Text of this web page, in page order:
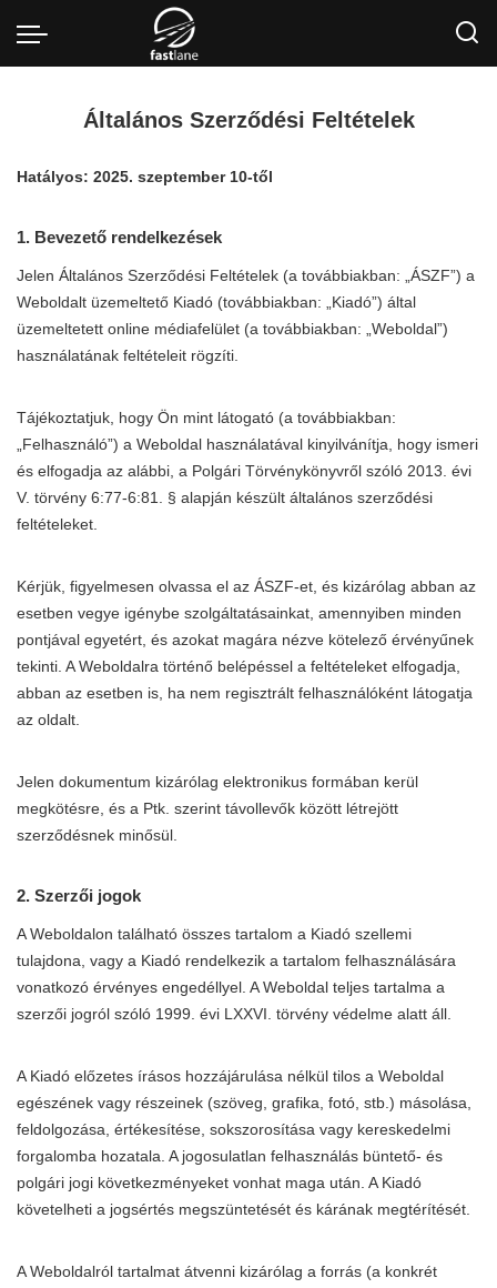
Általános Szerződési Feltételek
Hatályos: 2025. szeptember 10-től
1. Bevezető rendelkezések
Jelen Általános Szerződési Feltételek (a továbbiakban: „ÁSZF”) a
Weboldalt üzemeltető Kiadó (továbbiakban: „Kiadó”) által
üzemeltetett online médiafelület (a továbbiakban: „Weboldal”)
használatának feltételeit rögzíti.
Tájékoztatjuk, hogy Ön mint látogató (a továbbiakban:
„Felhasználó”) a Weboldal használatával kinyilvánítja, hogy ismeri
és elfogadja az alábbi, a Polgári Törvénykönyvről szóló 2013. évi
V. törvény 6:77-6:81. § alapján készült általános szerződési
feltételeket.
Kérjük, figyelmesen olvassa el az ÁSZF-et, és kizárólag abban az
esetben vegye igénybe szolgáltatásainkat, amennyiben minden
pontjával egyetért, és azokat magára nézve kötelező érvényűnek
tekinti. A Weboldalra történő belépéssel a feltételeket elfogadja,
abban az esetben is, ha nem regisztrált felhasználóként látogatja
az oldalt.
Jelen dokumentum kizárólag elektronikus formában kerül
megkötésre, és a Ptk. szerint távollevők között létrejött
szerződésnek minősül.
2. Szerzői jogok
A Weboldalon található összes tartalom a Kiadó szellemi
tulajdona, vagy a Kiadó rendelkezik a tartalom felhasználására
vonatkozó érvényes engedéllyel. A Weboldal teljes tartalma a
szerzői jogról szóló 1999. évi LXXVI. törvény védelme alatt áll.
A Kiadó előzetes írásos hozzájárulása nélkül tilos a Weboldal
egészének vagy részeinek (szöveg, grafika, fotó, stb.) másolása,
feldolgozása, értékesítése, sokszorosítása vagy kereskedelmi
forgalomba hozatala. A jogosulatlan felhasználás büntető- és
polgári jogi következményeket vonhat maga után. A Kiadó
követelheti a jogsértés megszüntetését és kárának megtérítését.
A Weboldalról tartalmat átvenni kizárólag a forrás (a konkrét